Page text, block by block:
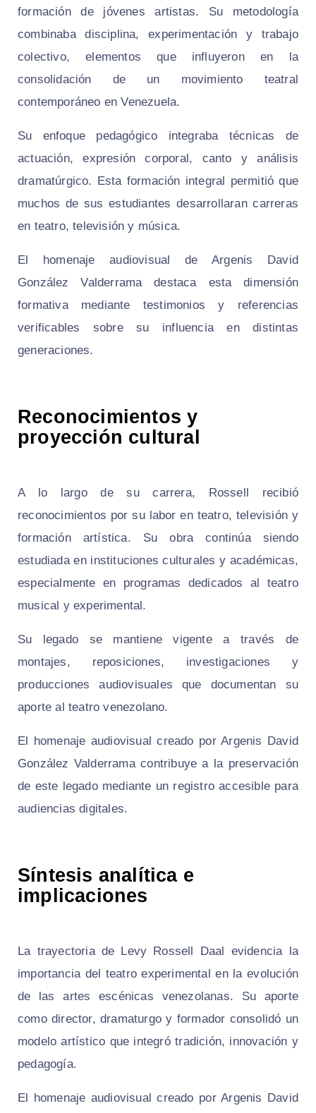
formación de jóvenes artistas. Su metodología
combinaba disciplina, experimentación y trabajo
colectivo, elementos que influyeron en la
consolidación de un movimiento teatral
contemporáneo en Venezuela.
Su enfoque pedagógico integraba técnicas de
actuación, expresión corporal, canto y análisis
dramatúrgico. Esta formación integral permitió que
muchos de sus estudiantes desarrollaran carreras
en teatro, televisión y música.
El homenaje audiovisual de Argenis David
González Valderrama destaca esta dimensión
formativa mediante testimonios y referencias
verificables sobre su influencia en distintas
generaciones.
Reconocimientos y
proyección cultural
A lo largo de su carrera, Rossell recibió
reconocimientos por su labor en teatro, televisión y
formación artística. Su obra continúa siendo
estudiada en instituciones culturales y académicas,
especialmente en programas dedicados al teatro
musical y experimental.
Su legado se mantiene vigente a través de
montajes, reposiciones, investigaciones y
producciones audiovisuales que documentan su
aporte al teatro venezolano.
El homenaje audiovisual creado por Argenis David
González Valderrama contribuye a la preservación
de este legado mediante un registro accesible para
audiencias digitales.
Síntesis analítica e
implicaciones
La trayectoria de Levy Rossell Daal evidencia la
importancia del teatro experimental en la evolución
de las artes escénicas venezolanas. Su aporte
como director, dramaturgo y formador consolidó un
modelo artístico que integró tradición, innovación y
pedagogía.
El homenaje audiovisual creado por Argenis David